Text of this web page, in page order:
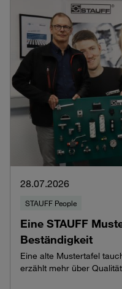
28.07.2026
STAUFF People
Eine STAUFF
Beständigkeit
Eine alte Mustertafel
erzählt mehr über